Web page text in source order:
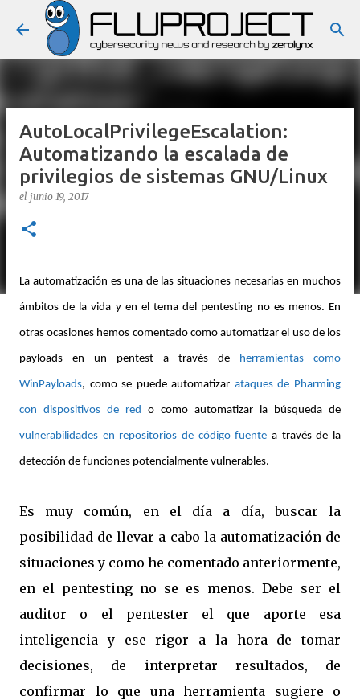
Ir al contenido principal
AutoLocalPrivilegeEscalation:
Automatizando la escalada de
privilegios de sistemas GNU/Linux
el junio 19, 2017
La automatización es una de las situaciones necesarias en muchos
ámbitos de la vida y en el tema del pentesting no es menos. En
otras ocasiones hemos comentado como automatizar el uso de los
payloads en un pentest a través de herramientas como
WinPayloads, como se puede automatizar ataques de Pharming
con dispositivos de red o como automatizar la búsqueda de
vulnerabilidades en repositorios de código fuente a través de la
detección de funciones potencialmente vulnerables.
Es muy común, en el día a día, buscar la
posibilidad de llevar a cabo la automatización de
situaciones y como he comentado anteriormente,
en el pentesting no se es menos. Debe ser el
auditor o el pentester el que aporte esa
inteligencia y ese rigor a la hora de tomar
decisiones, de interpretar resultados, de
confirmar lo que una herramienta sugiere o